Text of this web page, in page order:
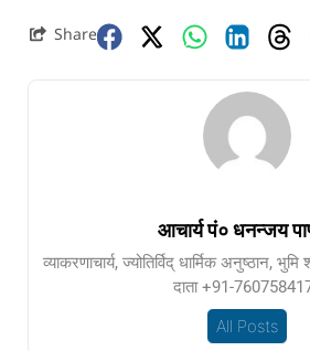
Share
आचार्य पं० धनन्जय
व्याकरणाचार्य, ज्योतिर्विद् धार्मिक अनुष्ठान,
दाता +91-
All Posts